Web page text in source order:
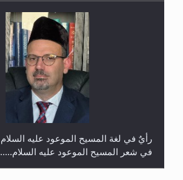
في شعر المسيح الموعود عليه السلام.....